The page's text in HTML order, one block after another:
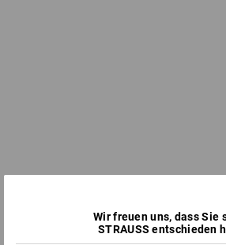
Wir freuen uns, dass Sie
STRAUSS entschieden